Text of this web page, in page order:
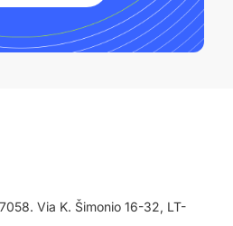
Via K. Šimonio 16-32, LT-